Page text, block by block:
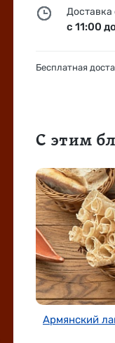
Доставка
с 11:00
Бесплатная
С этим
Армянский